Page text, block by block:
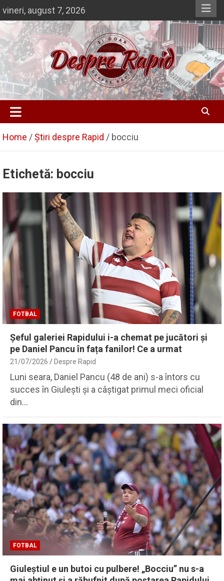
to
content
vineri, august 7, 2026
Despre Rapid
Si doar … despre Rapid
Home Știri despre Rapid bocciu
Etichetă: bocciu
FOTBAL
Șeful galeriei Rapidului i-a chemat pe jucători și
pe Daniel Pancu în fața fanilor! Ce a urmat
21/07/2026 Despre Rapid
Luni seara, Daniel Pancu (48 de ani) s-a întors cu
succes în Giulești și a câștigat primul meci oficial
din…
FOTBAL
Giuleștiul e un butoi cu pulbere! „Bocciu” nu s-a